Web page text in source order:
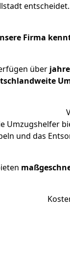
Firma
über
Umzugshelfer
und das